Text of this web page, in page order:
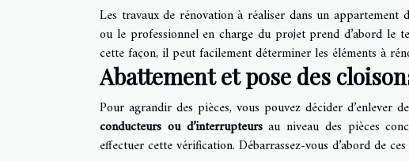
Les travaux de rénovation à réaliser dans un appartement
ou le professionnel en charge du projet prend d’abord le
cette façon, il peut facilement déterminer les éléments à
Abattement et pose des
Pour agrandir des pièces, vous pouvez décider d’enlever
conducteurs ou d’interrupteursau niveau des pièces
effectuer cette vérification. Débarrassez-vous d’abord de